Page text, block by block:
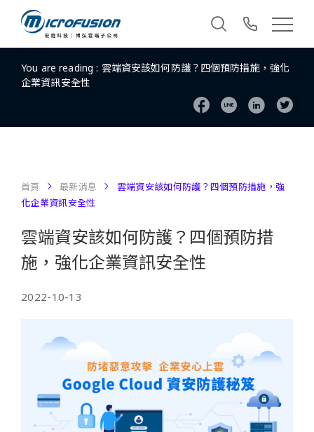
You are reading : 雲端資安該如何防護？四個預防措施，強化
企業資訊安全性
首頁 最新消息
雲端資安該如何防護？四個預防措施，強
化企業資訊安全性
雲端資安該如何防護？四個預防措
施，強化企業資訊安全性
2022-10-13